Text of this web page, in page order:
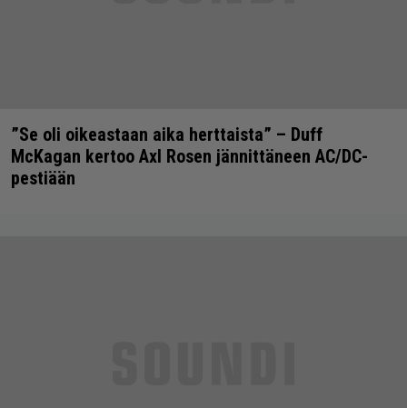
”Se oli oikeastaan aika herttaista” – Duff
McKagan kertoo Axl Rosen jännittäneen AC/DC-
pestiään